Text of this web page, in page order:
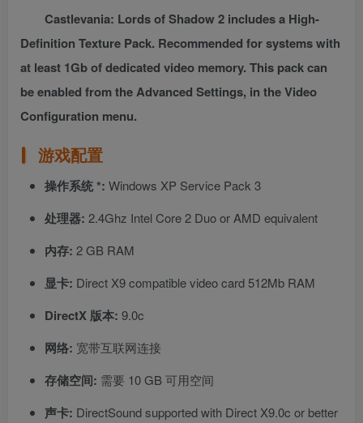
Castlevania: Lords of Shadow 2 includes a High-
Definition Texture Pack. Recommended for systems with
at least 1Gb of dedicated video memory. This pack can
be enabled from the Advanced Settings, in the Video
Configuration menu.
游戏配置
操作系统 *: Windows XP Service Pack 3
处理器: 2.4Ghz Intel Core 2 Duo or AMD equivalent
内存: 2 GB RAM
显卡: Direct X9 compatible video card 512Mb RAM
DirectX 版本: 9.0c
网络: 宽带互联网连接
存储空间: 需要 10 GB 可用空间
声卡: DirectSound supported with Direct X9.0c or better